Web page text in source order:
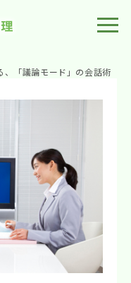
、「議論モード」の会話術